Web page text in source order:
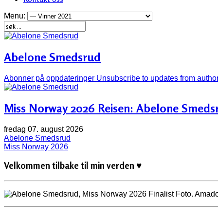
Menu:
Abelone Smedsrud
Abonner på oppdateringer Unsubscribe to updates from
Miss Norway 2026 Reisen: Abelone
fredag 07. august 2026
Abelone Smedsrud
Miss Norway 2026
Velkommen tilbake til min verden ♥